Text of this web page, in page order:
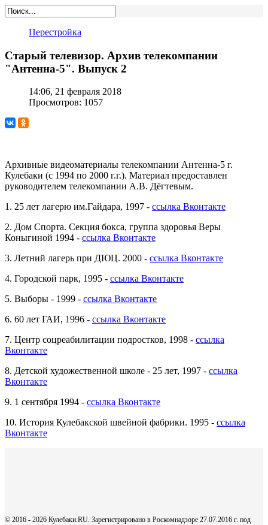
Перестройка
Старый телевизор. Архив телекомпании
"Антенна-5". Выпуск 2
14:06, 21 февраля 2018
Просмотров: 1057
Архивные видеоматериалы телекомпании Антенна-5 г.
Кулебаки (с 1994 по 2000 г.г.). Материал предоставлен
руководителем телекомпании А.В. Дёгтевым.
1. 25 лет лагерю им.Гайдара, 1997 - ссылка Вконтакте
2. Дом Спорта. Секция бокса, группа здоровья Веры
Коныгиной 1994 - ссылка Вконтакте
3. Летний лагерь при ДЮЦ. 2000 - ссылка Вконтакте
4. Городской парк, 1995 - ссылка Вконтакте
5. Выборы - 1999 - ссылка Вконтакте
6. 60 лет ГАИ, 1996 - ссылка Вконтакте
7. Центр соцреабилитации подростков, 1998 - ссылка
Вконтакте
8. Детской художественной школе - 25 лет, 1997 - ссылка
Вконтакте
9. 1 сентября 1994 - ссылка Вконтакте
10. История Кулебакской швейной фабрики. 1995 - ссылка
Вконтакте
© 2016 - 2026 Кулебаки.RU. Зарегистрировано в Роскомнадзоре 27.07.2016 г. под